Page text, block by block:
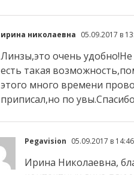
ирина николаевна 05.09.2017 в
Линзы,это очень
есть такая
этого много времени
приписал,но по
Pegavision 05.09.2017 в 14:46
Ирина Николаевна,